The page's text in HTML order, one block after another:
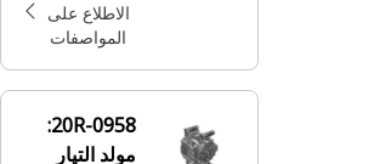
الاطلاع على
المواصفات
20R-0958:
مولد التيار